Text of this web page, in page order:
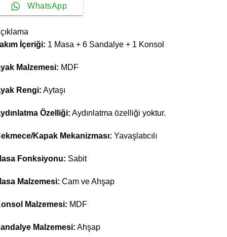
WhatsApp
İçeriği: 1 Masa + 6 Sandalye + 1 Konsol
Malzemesi: MDF
Rengi: Aytaşı
Özelliği: Aydınlatma özelliği yoktur.
Kapak Mekanizması: Yavaşlatıcılı
Fonksiyonu: Sabit
Malzemesi: Cam ve Ahşap
Malzemesi: MDF
Malzemesi: Ahşap